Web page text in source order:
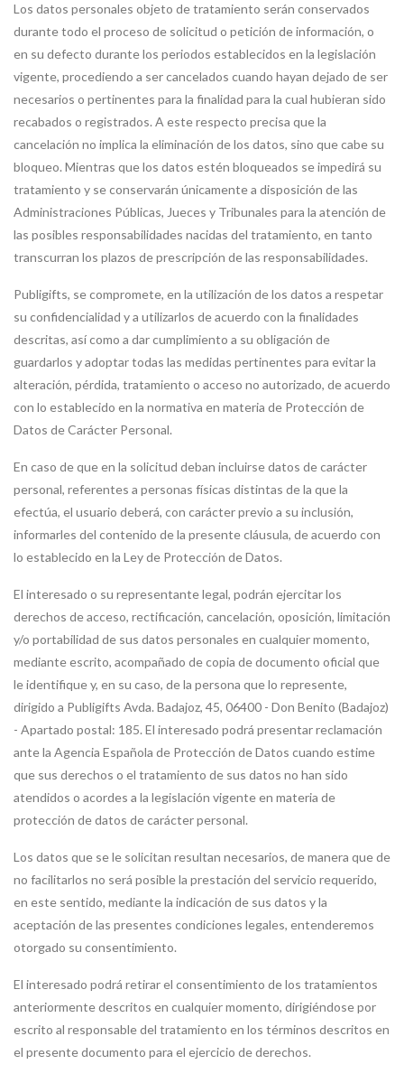
Los datos personales objeto de tratamiento serán conservados
durante todo el proceso de solicitud o petición de información, o
en su defecto durante los periodos establecidos en la legislación
vigente, procediendo a ser cancelados cuando hayan dejado de ser
necesarios o pertinentes para la finalidad para la cual hubieran sido
recabados o registrados. A este respecto precisa que la
cancelación no implica la eliminación de los datos, sino que cabe su
bloqueo. Mientras que los datos estén bloqueados se impedirá su
tratamiento y se conservarán únicamente a disposición de las
Administraciones Públicas, Jueces y Tribunales para la atención de
las posibles responsabilidades nacidas del tratamiento, en tanto
transcurran los plazos de prescripción de las responsabilidades.
Publigifts, se compromete, en la utilización de los datos a respetar
su confidencialidad y a utilizarlos de acuerdo con la finalidades
descritas, así como a dar cumplimiento a su obligación de
guardarlos y adoptar todas las medidas pertinentes para evitar la
alteración, pérdida, tratamiento o acceso no autorizado, de acuerdo
con lo establecido en la normativa en materia de Protección de
Datos de Carácter Personal.
En caso de que en la solicitud deban incluirse datos de carácter
personal, referentes a personas físicas distintas de la que la
efectúa, el usuario deberá, con carácter previo a su inclusión,
informarles del contenido de la presente cláusula, de acuerdo con
lo establecido en la Ley de Protección de Datos.
El interesado o su representante legal, podrán ejercitar los
derechos de acceso, rectificación, cancelación, oposición, limitación
y/o portabilidad de sus datos personales en cualquier momento,
mediante escrito, acompañado de copia de documento oficial que
le identifique y, en su caso, de la persona que lo represente,
dirigido a Publigifts Avda. Badajoz, 45, 06400 - Don Benito (Badajoz)
- Apartado postal: 185. El interesado podrá presentar reclamación
ante la Agencia Española de Protección de Datos cuando estime
que sus derechos o el tratamiento de sus datos no han sido
atendidos o acordes a la legislación vigente en materia de
protección de datos de carácter personal.
Los datos que se le solicitan resultan necesarios, de manera que de
no facilitarlos no será posible la prestación del servicio requerido,
en este sentido, mediante la indicación de sus datos y la
aceptación de las presentes condiciones legales, entenderemos
otorgado su consentimiento.
El interesado podrá retirar el consentimiento de los tratamientos
anteriormente descritos en cualquier momento, dirigiéndose por
escrito al responsable del tratamiento en los términos descritos en
el presente documento para el ejercicio de derechos.